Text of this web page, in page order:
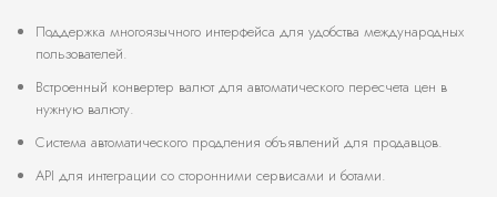
Поддержка многоязычного интерфейса для удобства международных
пользователей.
Встроенный конвертер валют для автоматического пересчета цен в
нужную валюту.
Система автоматического продления объявлений для продавцов.
API для интеграции со сторонними сервисами и ботами.